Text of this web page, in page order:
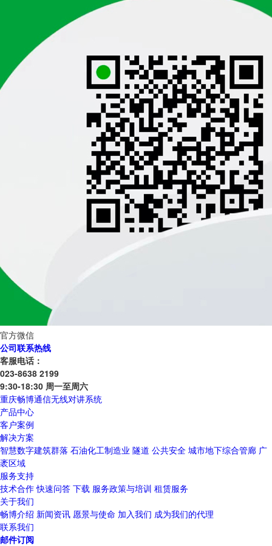
官方微信
公司联系热线
客服电话：
023-8638 2199
9:30-18:30 周一至周六
重庆畅博通信无线对讲系统
产品中心
客户案例
解决方案
智慧数字建筑群落 石油化工制造业 隧道 公共安全 城市地下综合管廊 广
袤区域
服务支持
技术合作 快速问答 下载 服务政策与培训 租赁服务
关于我们
畅博介绍 新闻资讯 愿景与使命 加入我们 成为我们的代理
联系我们
邮件订阅